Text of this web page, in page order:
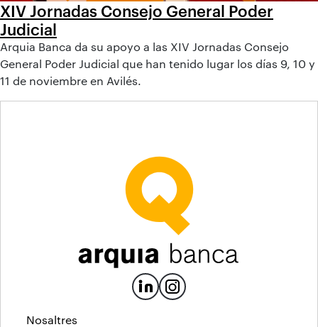
XIV Jornadas Consejo General Poder
Judicial
Arquia Banca da su apoyo a las XIV Jornadas Consejo
General Poder Judicial que han tenido lugar los días 9, 10 y
11 de noviembre en Avilés.
Nosaltres